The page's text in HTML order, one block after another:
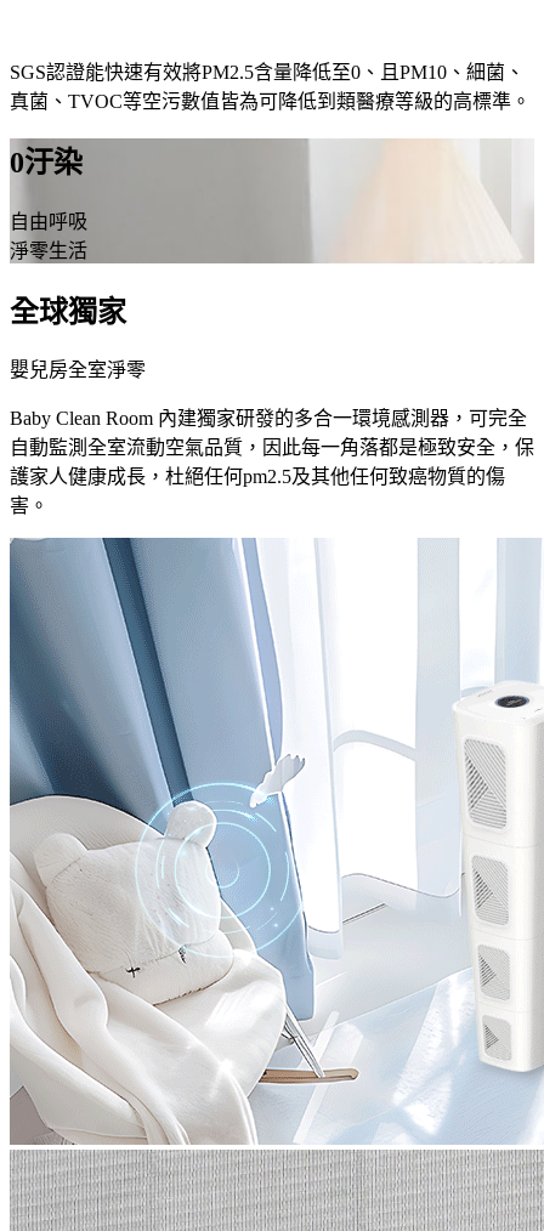
SGS認證能快速有效將PM2.5含量降低至0、且PM10、細菌、
真菌、TVOC等空污數值皆為可降低到類醫療等級的高標準。
0汙染
自由呼吸
淨零生活
全球獨家
嬰兒房全室淨零
Baby Clean Room 內建獨家研發的多合一環境感測器，可完全
自動監測全室流動空氣品質，因此每一角落都是極致安全，保
護家人健康成長，杜絕任何pm2.5及其他任何致癌物質的傷
害。